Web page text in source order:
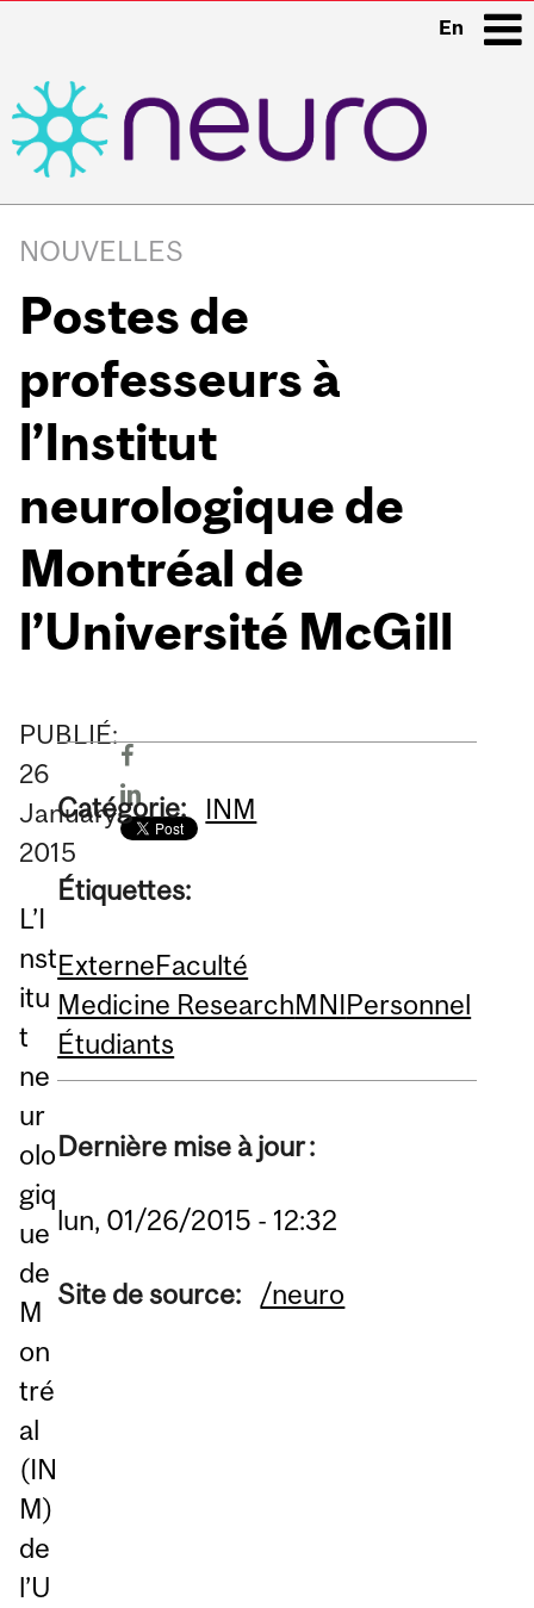
En
navigation
NOUVELLES
Postes de
professeurs à
l’Institut
neurologique de
Montréal de
l’Université McGill
PUBLIÉ:
26
January
2015
L’I
nst
itu
t
ne
ur
olo
giq
ue
de
M
on
tré
al
(IN
M)
de
l’U
Catégorie: INM
Étiquettes:
ExterneFaculté
Medicine ResearchMNIPersonnel
Étudiants
Dernière mise à jour :
lun, 01/26/2015 - 12:32
Site de source: /neuro